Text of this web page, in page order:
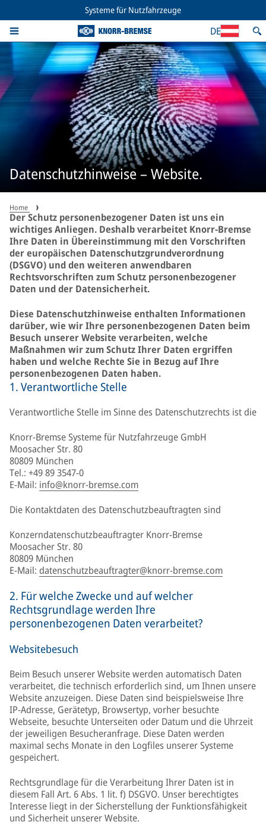
Systeme für Nutzfahrzeuge
DE
Datenschutzhinweise – Website.
Home
Der Schutz personenbezogener Daten ist uns ein
wichtiges Anliegen. Deshalb verarbeitet Knorr-Bremse
Ihre Daten in Übereinstimmung mit den Vorschriften
der europäischen Datenschutzgrundverordnung
(DSGVO) und den weiteren anwendbaren
Rechtsvorschriften zum Schutz personenbezogener
Daten und der Datensicherheit.
Diese Datenschutzhinweise enthalten Informationen
darüber, wie wir Ihre personenbezogenen Daten beim
Besuch unserer Website verarbeiten, welche
Maßnahmen wir zum Schutz Ihrer Daten ergriffen
haben und welche Rechte Sie in Bezug auf Ihre
personenbezogenen Daten haben.
1. Verantwortliche Stelle
Verantwortliche Stelle im Sinne des Datenschutzrechts ist die
Knorr-Bremse Systeme für Nutzfahrzeuge GmbH
Moosacher Str. 80
80809 München
Tel.: +49 89 3547-0
E-Mail: info@knorr-bremse.com
Die Kontaktdaten des Datenschutzbeauftragten sind
Konzerndatenschutzbeauftragter Knorr-Bremse
Moosacher Str. 80
80809 München
E-Mail: datenschutzbeauftragter@knorr-bremse.com
2. Für welche Zwecke und auf welcher
Rechtsgrundlage werden Ihre
personenbezogenen Daten verarbeitet?
Websitebesuch
Beim Besuch unserer Website werden automatisch Daten
verarbeitet, die technisch erforderlich sind, um Ihnen unsere
Website anzuzeigen. Diese Daten sind beispielsweise Ihre
IP-Adresse, Gerätetyp, Browsertyp, vorher besuchte
Webseite, besuchte Unterseiten oder Datum und die Uhrzeit
der jeweiligen Besucheranfrage. Diese Daten werden
maximal sechs Monate in den Logfiles unserer Systeme
gespeichert.
Rechtsgrundlage für die Verarbeitung Ihrer Daten ist in
diesem Fall Art. 6 Abs. 1 lit. f) DSGVO. Unser berechtigtes
Interesse liegt in der Sicherstellung der Funktionsfähigkeit
und Sicherheit unserer Website.